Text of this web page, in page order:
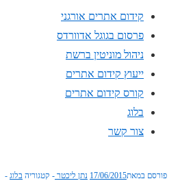
קידום אתרים אורגני
פרסום בגוגל אדוורדס
ניהול מוניטין ברשת
ייעוץ קידום אתרים
קורס קידום אתרים
בלוג
צור קשר
פורסם במאת17/06/2015 נתן ליכטר קטגוריה בלוג